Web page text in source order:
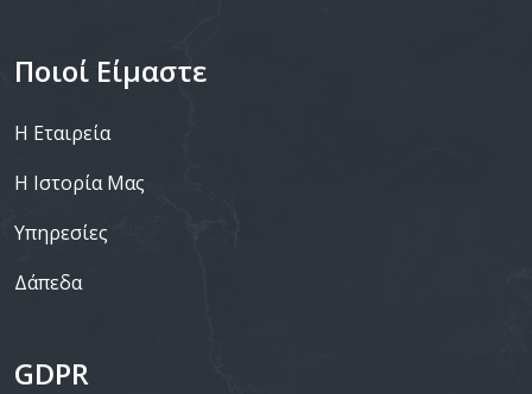
Ποιοί Είμαστε
Η Εταιρεία
Η Ιστορία Μας
Υπηρεσίες
Δάπεδα
GDPR